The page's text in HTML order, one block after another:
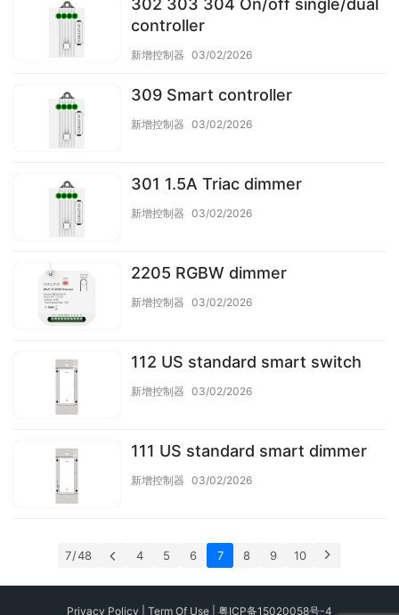
302 303 304 On/off single/dual
controller
新增控制器 03/02/2026
309 Smart controller
新增控制器 03/02/2026
301 1.5A Triac dimmer
新增控制器 03/02/2026
2205 RGBW dimmer
新增控制器 03/02/2026
112 US standard smart switch
新增控制器 03/02/2026
111 US standard smart dimmer
新增控制器 03/02/2026
7 / 48 4 5 6 7 8 9 10
Privacy Policy Term Of Use 粤ICP备15020058号-4